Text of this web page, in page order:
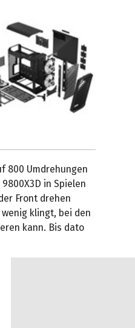
800 Umdrehungen
in Spielen
Front drehen
klingt, bei den
kann. Bis dato